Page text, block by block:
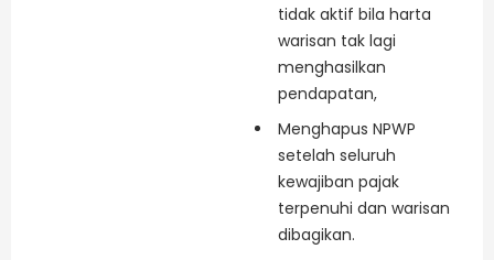
tidak aktif bila harta
warisan tak lagi
menghasilkan
pendapatan,
Menghapus NPWP
setelah seluruh
kewajiban pajak
terpenuhi dan warisan
dibagikan.